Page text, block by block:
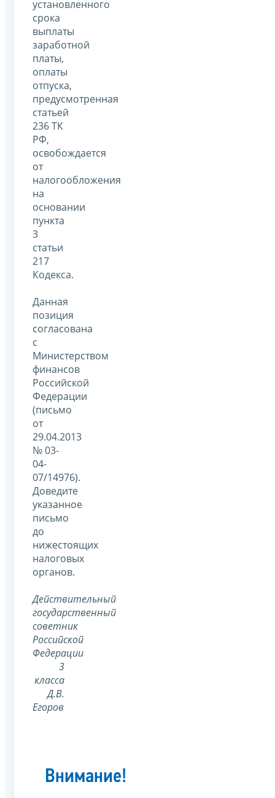
установленного
срока
выплаты
заработной
платы,
оплаты
отпуска,
предусмотренная
статьей
236 ТК
РФ,
освобождается
от
налогообложения
на
основании
пункта
3
статьи
217
Кодекса.
Данная
позиция
согласована
с
Министерством
финансов
Российской
Федерации
(письмо
от
29.04.2013
№ 03-
04-
07/14976).
Доведите
указанное
письмо
до
нижестоящих
налоговых
органов.
Действительный
государственный
советник
Российской
Федерации
3
класса
Д.В.
Егоров
Внимание!